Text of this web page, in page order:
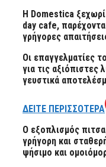
Η Domestica
day cafe,
γρήγορες
Οι επαγγελματίες
για τις αξιόπιστες
γευστικά
ΔΕΙΤΕ ΠΕΡΙΣΣΟΤΕΡΑ
Ο εξοπλισμός
γρήγορη και
ψήσιμο και